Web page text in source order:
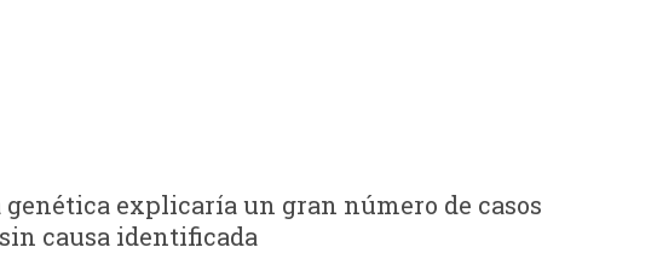
explicaría un gran número de casos
causa identificada